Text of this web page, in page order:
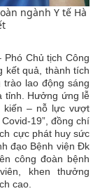
ngành Y tế Hà
Phó Chủ tịch Công
kết quả, thành tích
lao động sáng
tỉnh. Hưởng ứng lễ
kiến – nỗ lực vượt
19”, đồng chí
cực phát huy sức
đạo Bệnh viện Đk
công đoàn bệnh
khen thưởng
cao.